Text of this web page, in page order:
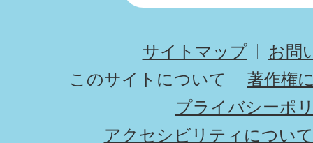
サイトマップ
お問
このサイトについて
著作権
プライバシーポ
アクセシビリティについて